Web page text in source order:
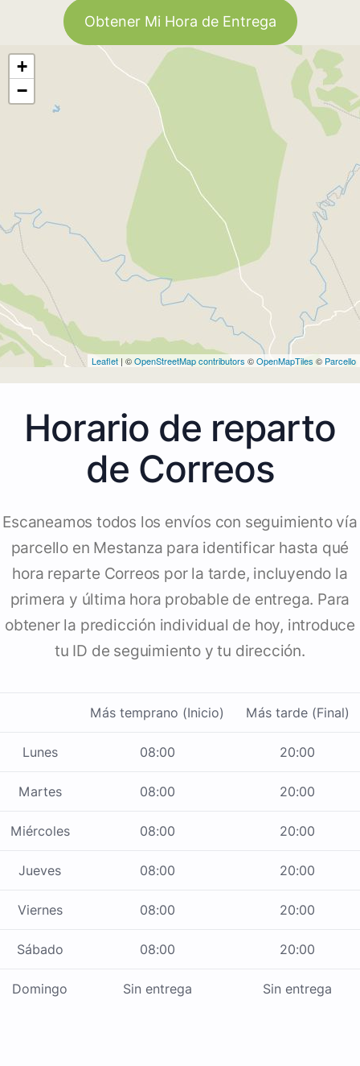
Obtener Mi Hora de Entrega
+
−
Leaflet | ©OpenStreetMap contributors ©OpenMapTiles © Parcello
Horario de reparto
de Correos
Escaneamos todos los envíos con seguimiento vía
parcello en Mestanza para identificar hasta qué
hora reparte Correos por la tarde, incluyendo la
primera y última hora probable de entrega. Para
obtener la predicción individual de hoy, introduce
tu ID de seguimiento y tu dirección.
Más temprano (Inicio) Más tarde (Final)
Lunes 08:00 20:00
Martes 08:00 20:00
Miércoles 08:00 20:00
Jueves 08:00 20:00
Viernes 08:00 20:00
Sábado 08:00 20:00
Domingo Sin entrega Sin entrega